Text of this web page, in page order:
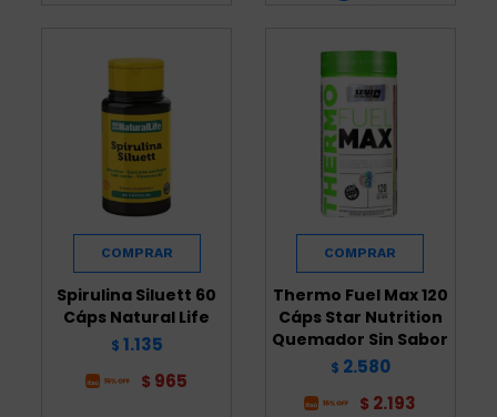
Spirulina Siluett 60
Cáps Natural Life
$ 1.135
$ 965
Thermo Fuel Max 120
Cáps Star Nutrition
Quemador Sin Sabor
$ 2.580
$ 2.193